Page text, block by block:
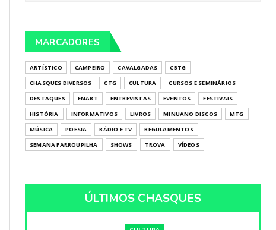
MARCADORES
ARTÍSTICO CAMPEIRO CAVALGADAS
CBTG
CHASQUES DIVERSOS
CTG CULTURA
CURSOS E SEMINÁRIOS
DESTAQUES
ENART ENTREVISTAS EVENTOS
FESTIVAIS
HISTÓRIA
INFORMATIVOS LIVROS MINUANO DISCOS
MTG
MÚSICA
POESIA RÁDIO E TV
REGULAMENTOS
SEMANA FARROUPILHA
SHOWS TROVA VÍDEOS
ÚLTIMOS CHASQUES